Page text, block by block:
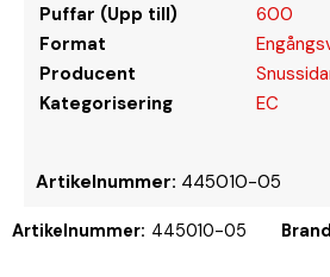
Puffar (Upp till)
600
Format
Producent
Kategorisering
EC
Artikelnummer: 445010-05
Artikelnummer: 445010-05